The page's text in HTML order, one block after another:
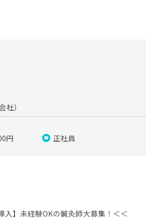
）
円 正社員
】未経験OKの鍼灸師大募集！＜＜